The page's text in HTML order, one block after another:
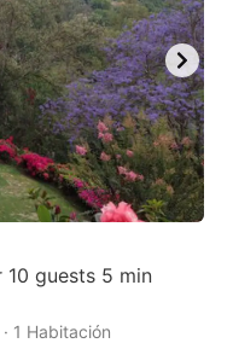
to
get
the
keyboard
shortcuts
for
dates.
guests 5 min
1 Habitación